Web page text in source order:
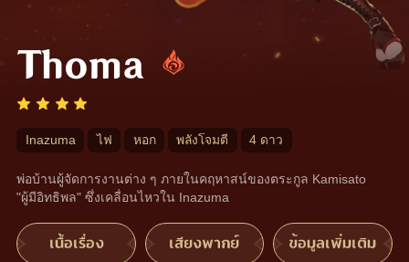
Thoma
Inazuma ไฟ หอก พลังโจมตี 4 ดาว
พ่อบ้านผู้จัดการงานต่าง ๆ ภายในคฤหาสน์ของตระกูล Kamisato
"ผู้มีอิทธิพล" ซึ่งเคลื่อนไหวใน Inazuma
เนื้อเรื่อง เสียงพากย์ ข้อมูลเพิ่มเติม